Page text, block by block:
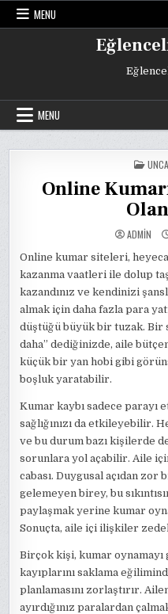
Skip
MENU
MENU
IN
Online
ADMIN
Online kumar siteleri,
kazanma vaatleri ile dolup
kazandınız ve kendinizi
almak için daha fazla para
düştüğü büyük bir tuzak. Bir
daha” dediğinizde, aile
küçük bir yan hobi gibi
boşluk yaratabilir.
Kumar kaybı sadece parayı
sağlığınızı da etkileyebilir.
ve bu durum bazı kişilerde
sorunlara yol açabilir. Aile
cabası. Duygusal açıdan
gelemeyen birey, bu
paylaşmak yerine kumar
Sonuçta, aile içi ilişkiler
Birçok kişi, kumar
kayıplarını saklama
planlamasını zorlaştırır.
ayırdığınız paralardan